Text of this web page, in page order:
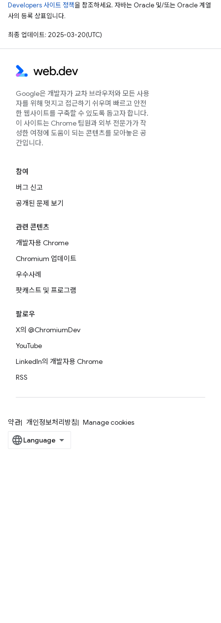
Developers 사이트 정책을 참조하세요. 자바는 Oracle 및/또는 Oracle 계열
사의 등록 상표입니다.
최종 업데이트: 2025-03-20(UTC)
Google은 개발자가 교차 브라우저와 모든 사용
자를 위해 멋지고 접근하기 쉬우며 빠르고 안전
한 웹사이트를 구축할 수 있도록 돕고자 합니다.
이 사이트는 Chrome 팀원과 외부 전문가가 작
성한 여정에 도움이 되는 콘텐츠를 모아놓은 공
간입니다.
참여
버그 신고
공개된 문제 보기
관련 콘텐츠
개발자용 Chrome
Chromium 업데이트
우수사례
팟캐스트 및 프로그램
팔로우
X의 @ChromiumDev
YouTube
LinkedIn의 개발자용 Chrome
RSS
약관 개인정보처리방침 Manage cookies